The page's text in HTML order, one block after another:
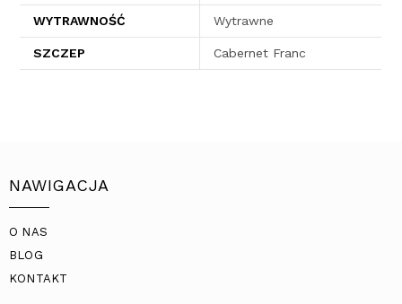
WYTRAWNOŚĆ Wytrawne
SZCZEP Cabernet Franc
NAWIGACJA
O NAS
BLOG
KONTAKT